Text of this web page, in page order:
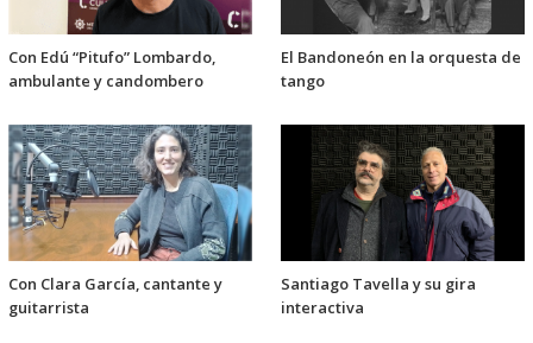
Con Edú “Pitufo” Lombardo,
ambulante y candombero
El Bandoneón en la orquesta de
tango
Con Clara García, cantante y
guitarrista
Santiago Tavella y su gira
interactiva